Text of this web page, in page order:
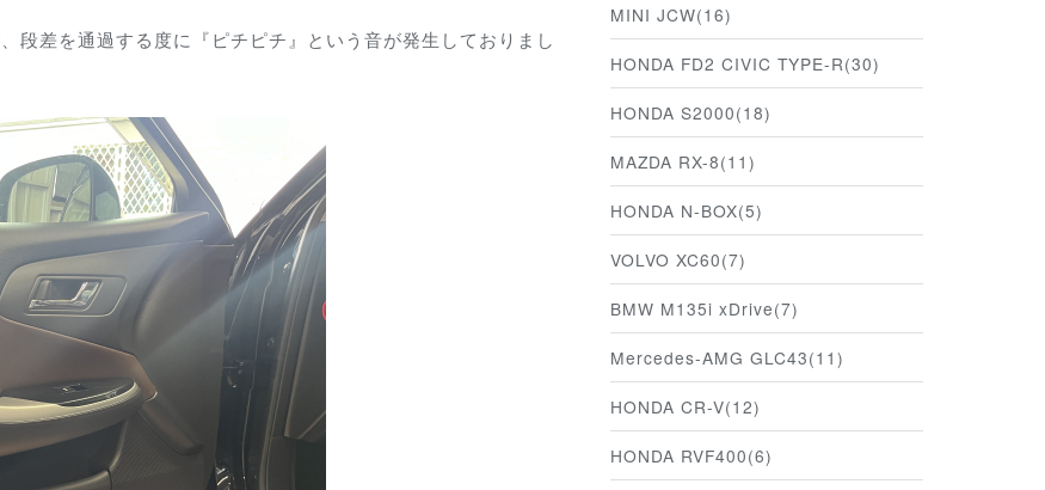
段差を通過する度に『ピチピチ』という音が発生しておりまし
MINI JCW(16)
HONDA FD2 CIVIC TYPE-R(30)
HONDA S2000(18)
MAZDA RX-8(11)
HONDA N-BOX(5)
VOLVO XC60(7)
BMW M135i xDrive(7)
Mercedes-AMG GLC43(11)
HONDA CR-V(12)
HONDA RVF400(6)